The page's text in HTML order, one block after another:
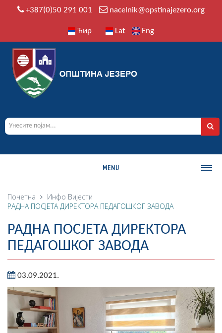
+387(0)50 291 001 nacelnik@opstinajezero.org
Ћир Lat Eng
MENU
О ОПШТИНИ
Историја
Географија
Насељена мјеста
Занимљивости
Фотогалерија
НАЧЕЛНИК
Почетна Инфо Вијести
РАДНА ПОСЈЕТА ДИРЕКТОРА ПЕДАГОШКОГ ЗАВОДА
РАДНА ПОСЈЕТА ДИРЕКТОРА
ПЕДАГОШКОГ ЗАВОДА
03.09.2021.